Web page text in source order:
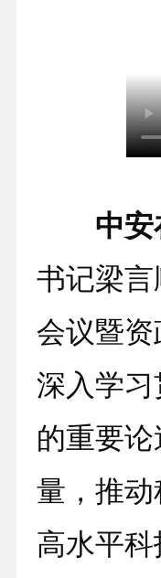
中安
书记梁
会议暨
深入学
的重要
量，推
高水平科